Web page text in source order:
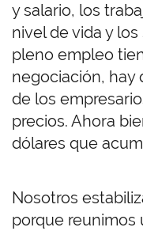
y salario, los
nivel de vida y
pleno empleo
negociación, hay
de los
precios. Ahora
dólares que
Nosotros
porque reunimos